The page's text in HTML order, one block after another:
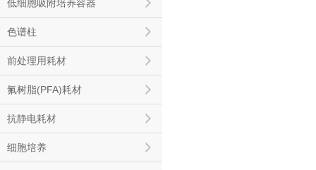
低细胞吸附培养容器
色谱柱
前处理用耗材
氟树脂(PFA)耗材
抗静电耗材
细胞培养